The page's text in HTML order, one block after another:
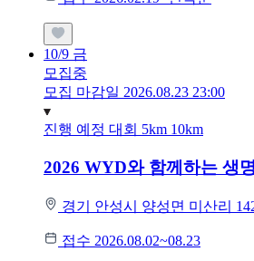
10/9 금
모집중
모집 마감일 2026.08.23 23:00
진행 예정 대회 5km 10km
2026 WYD와 함께하는 생
경기 안성시 양성면 미산리
접수 2026.08.02~08.23